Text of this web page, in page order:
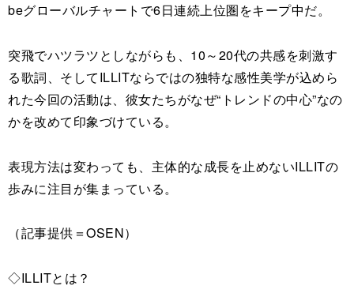
beグローバルチャートで6日連続上位圏をキープ中だ。
突飛でハツラツとしながらも、10～20代の共感を刺激す
る歌詞、そしてILLITならではの独特な感性美学が込めら
れた今回の活動は、彼女たちがなぜ“トレンドの中心”なの
かを改めて印象づけている。
表現方法は変わっても、主体的な成長を止めないILLITの
歩みに注目が集まっている。
（記事提供＝OSEN）
◇ILLITとは？